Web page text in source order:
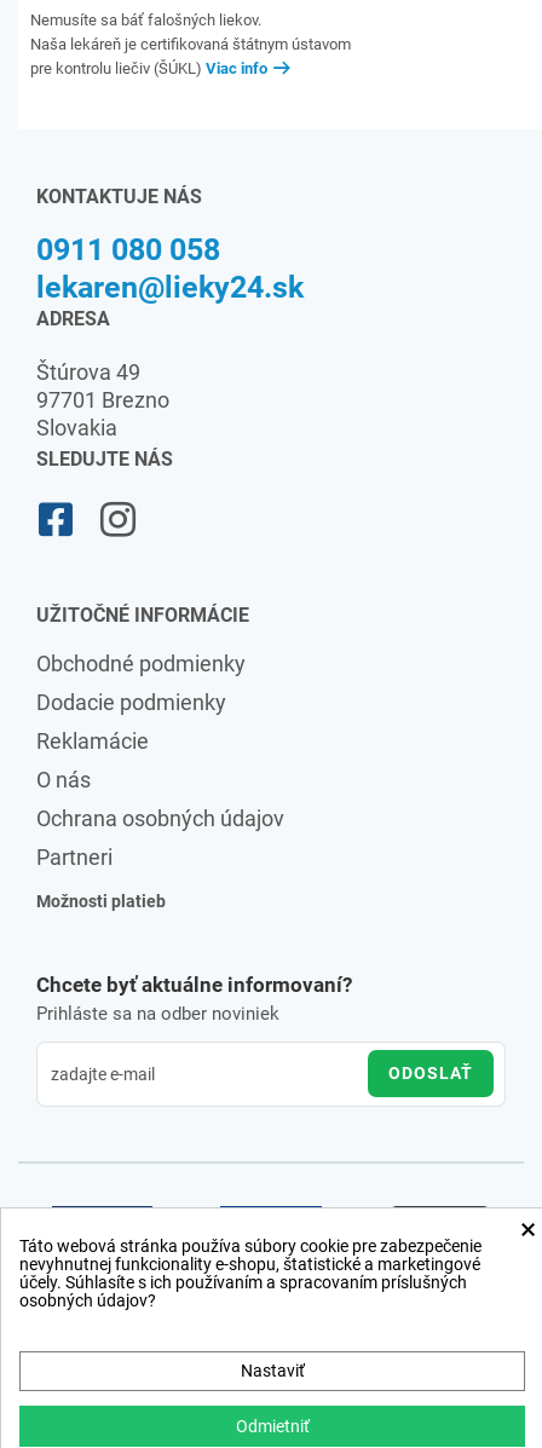
Nemusíte sa báť falošných liekov.
Naša lekáreň je certifikovaná štátnym ústavom
pre kontrolu liečiv (ŠÚKL) Viac info
KONTAKTUJE NÁS
0911 080 058
lekaren@lieky24.sk
ADRESA
Štúrova 49
97701 Brezno
Slovakia
SLEDUJTE NÁS
UŽITOČNÉ INFORMÁCIE
Obchodné podmienky
Dodacie podmienky
Reklamácie
O nás
Ochrana osobných údajov
Partneri
Možnosti platieb
Chcete byť aktuálne informovaní?
Prihláste sa na odber noviniek
ODOSLAŤ
×
Táto webová stránka používa súbory cookie pre zabezpečenie
nevyhnutnej funkcionality e-shopu, štatistické a marketingové
účely. Súhlasíte s ich používaním a spracovaním príslušných
osobných údajov?
Nastaviť
Odmietniť